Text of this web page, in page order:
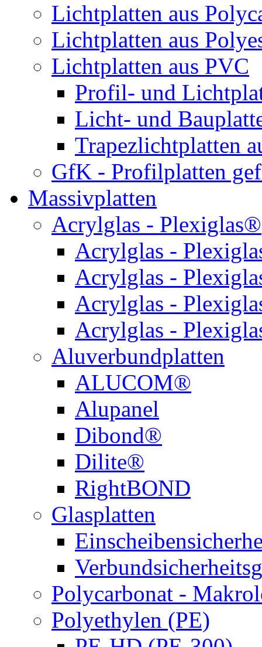
Lichtplatten aus
Lichtplatten aus
Lichtplatten aus PVC
Profil- und
Licht- und
Trapezlichtplatten
GfK - Profilplatten
Massivplatten
Acrylglas - Plexiglas®
Acrylglas -
Acrylglas -
Acrylglas -
Acrylglas -
Aluverbundplatten
ALUCOM®
Alupanel
Dibond®
Dilite®
RightBOND
Glasplatten
Polycarbonat -
Polyethylen (PE)